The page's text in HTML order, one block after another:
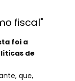
fiscal"
foi a
de
que,